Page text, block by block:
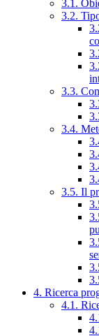
3.1.
3.2.
3.3.
3.4.
3.5. Il
4. Ricerca
4.1.